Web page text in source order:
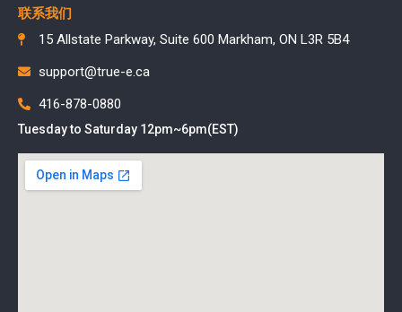
联系我们
15 Allstate Parkway, Suite 600 Markham, ON L3R 5B4
support@true-e.ca
416-878-0880
Tuesday to Saturday 12pm~6pm(EST)